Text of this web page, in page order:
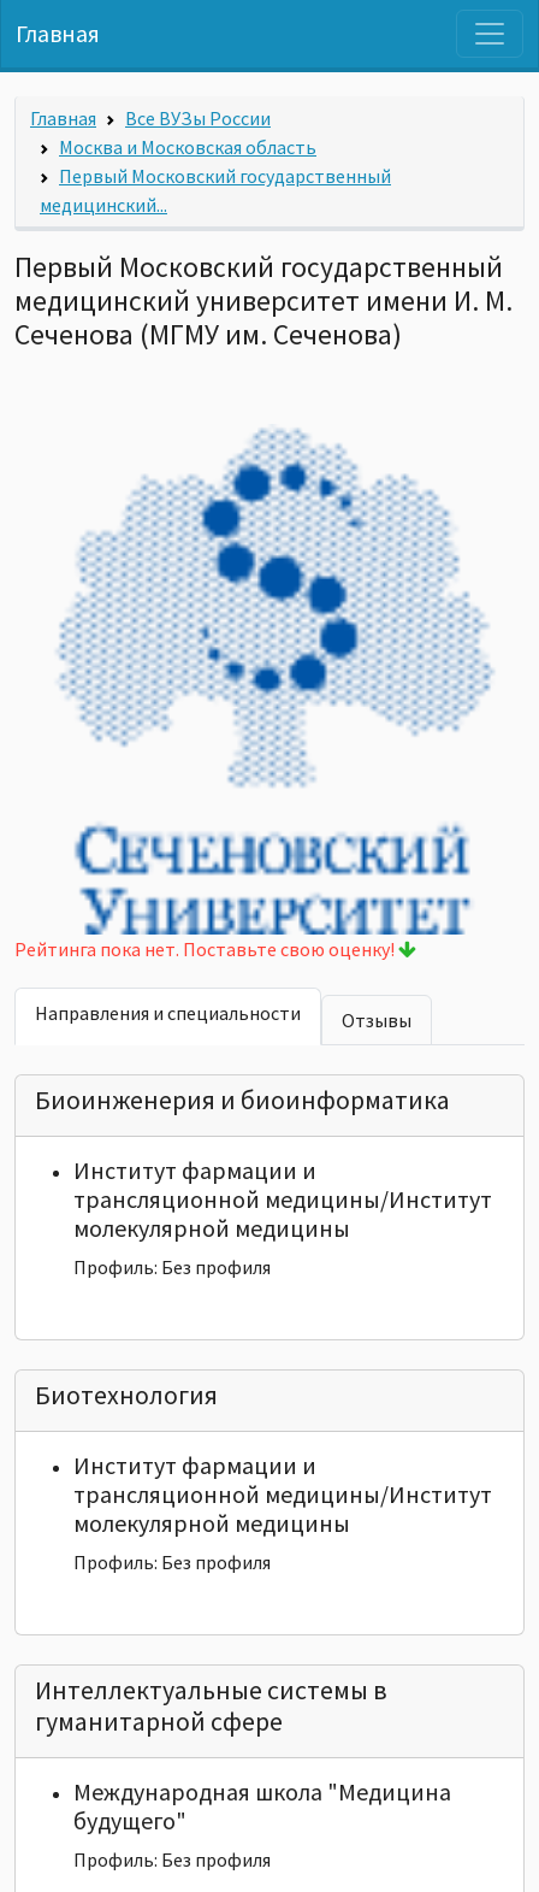
Главная
Главная
Все ВУЗы России
Москва и Московская область
Первый Московский государственный
медицинский...
Первый Московский государственный
медицинский университет имени И. М.
Сеченова (МГМУ им. Сеченова)
Рейтинга пока нет. Поставьте свою оценку!
Направления и специальности Отзывы
Биоинженерия и биоинформатика
Институт фармации и
трансляционной медицины/Институт
молекулярной медицины
Профиль: Без профиля
Биотехнология
Институт фармации и
трансляционной медицины/Институт
молекулярной медицины
Профиль: Без профиля
Интеллектуальные системы в
гуманитарной сфере
Международная школа "Медицина
будущего"
Профиль: Без профиля